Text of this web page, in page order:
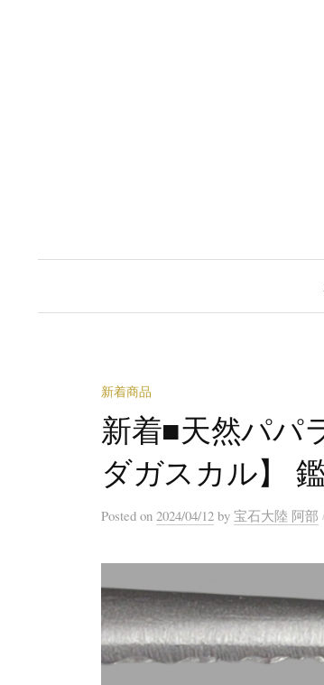
新着商品
新着■天然パパ
ダガスカル】
Posted on 2024/04/12 by 宝石大陸 阿部